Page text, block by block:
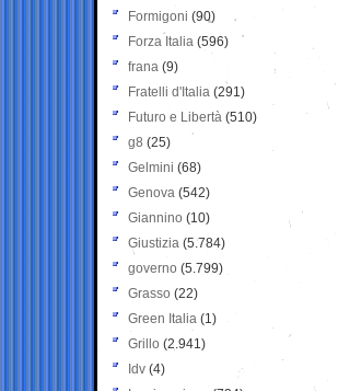
Formigoni (90)
Forza Italia (596)
frana (9)
Fratelli d'Italia (291)
Futuro e Libertà (510)
g8 (25)
Gelmini (68)
Genova (542)
Giannino (10)
Giustizia (5.784)
governo (5.799)
Grasso (22)
Green Italia (1)
Grillo (2.941)
Idv (4)